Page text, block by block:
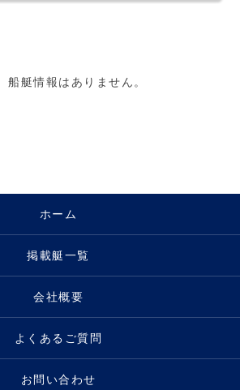
船艇情報はありません。
ホーム
掲載艇一覧
会社概要
よくあるご質問
お問い合わせ